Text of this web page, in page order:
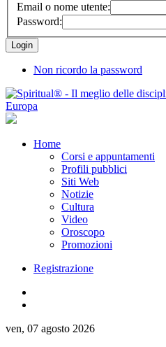
Email o nome utente:
Password:
Non ricordo la password
Home
Corsi e appuntamenti
Profili pubblici
Siti Web
Notizie
Cultura
Video
Oroscopo
Promozioni
Registrazione
ven, 07 agosto 2026